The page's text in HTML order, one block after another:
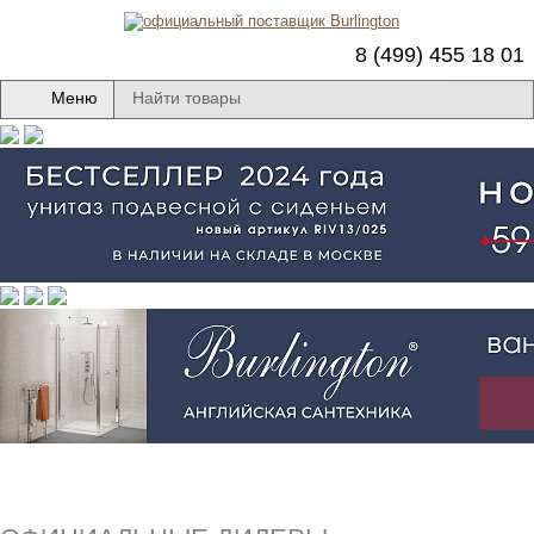
8 (499) 455 18 01
Меню